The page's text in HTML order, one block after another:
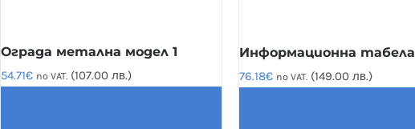
Ограда метална модел 1
54.71€ no VAT. (107.00 лв.)
Информационна табела
76.18€ no VAT. (149.00 лв.)